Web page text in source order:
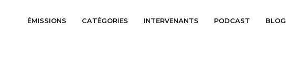
ÉMISSIONS CATÉGORIES INTERVENANTS PODCAST BLOG